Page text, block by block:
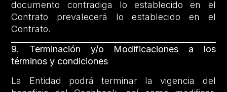
documento contradiga lo establecido en el
Contrato prevalecerá lo establecido en el
Contrato.
9.
Terminación y/o Modificaciones a los
términos y condiciones
La Entidad podrá terminar la vigencia del